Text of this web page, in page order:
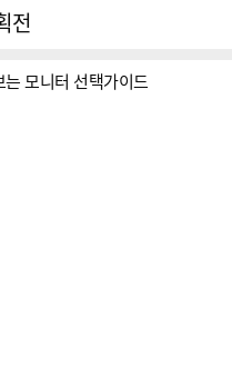
전
모니터 선택가이드